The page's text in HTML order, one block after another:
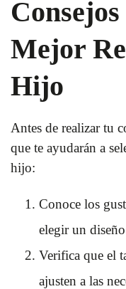
Mejor
Hijo
Antes de realizar tu
que te ayudarán a
hijo:
Conoce los
elegir un
Verifica que el
ajusten a las